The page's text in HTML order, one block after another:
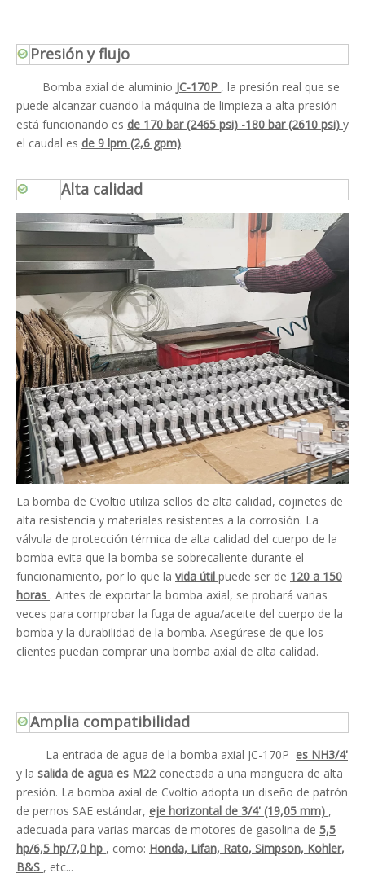
Presión y flujo
Bomba axial de aluminio JC-170P , la presión real que se
puede alcanzar cuando la máquina de limpieza a alta presión
está funcionando es de 170 bar (2465 psi) -180 bar (2610 psi) y
el caudal es de 9 lpm (2,6 gpm).
Alta calidad
La bomba de Cvoltio utiliza sellos de alta calidad, cojinetes de
alta resistencia y materiales resistentes a la corrosión. La
válvula de protección térmica de alta calidad del cuerpo de la
bomba evita que la bomba se sobrecaliente durante el
funcionamiento, por lo que la vida útil puede ser de 120 a 150
horas . Antes de exportar la bomba axial, se probará varias
veces para comprobar la fuga de agua/aceite del cuerpo de la
bomba y la durabilidad de la bomba. Asegúrese de que los
clientes puedan comprar una bomba axial de alta calidad.
Amplia compatibilidad
La entrada de agua de la bomba axial JC-170P es NH3/4'
y la salida de agua es M22 conectada a una manguera de alta
presión. La bomba axial de Cvoltio adopta un diseño de patrón
de pernos SAE estándar, eje horizontal de 3/4' (19,05 mm) ,
adecuada para varias marcas de motores de gasolina de 5,5
hp/6,5 hp/7,0 hp , como: Honda, Lifan, Rato, Simpson, Kohler,
B&S , etc...